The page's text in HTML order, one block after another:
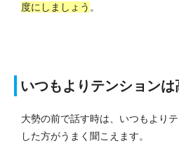
度にしましょう 。
いつもよりテンション
大勢の前で話す時は、いつもより
した方がうまく聞こえます。